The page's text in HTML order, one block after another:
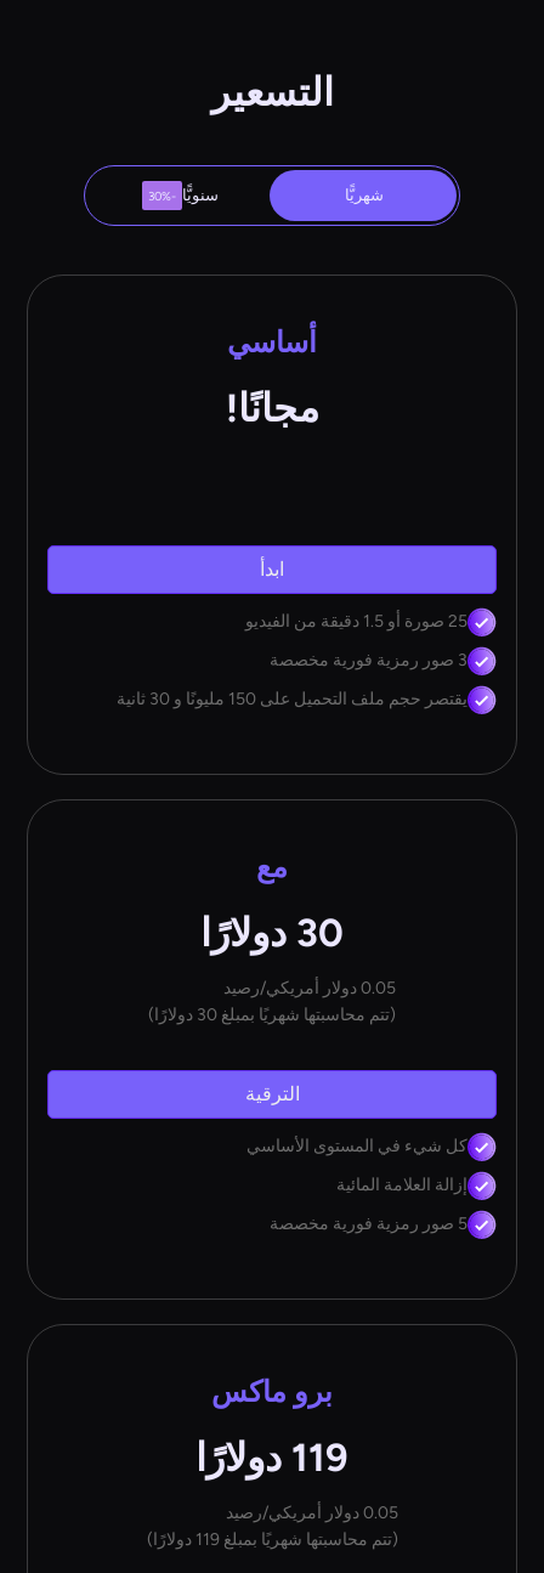
التسعير
شهريًّا سنويًّا -30%
أساسي
مجانًا!
ابدأ
25 صورة أو 1.5 دقيقة من الفيديو
3 صور رمزية فورية مخصصة
يقتصر حجم ملف التحميل على 150 مليونًا و 30 ثانية
مع
30 دولارًا
0.05 دولار أمريكي/رصيد
(تتم محاسبتها شهريًا بمبلغ 30 دولارًا)
الترقية
كل شيء في المستوى الأساسي
إزالة العلامة المائية
5 صور رمزية فورية مخصصة
برو ماكس
119 دولارًا
0.05 دولار أمريكي/رصيد
(تتم محاسبتها شهريًا بمبلغ 119 دولارًا)